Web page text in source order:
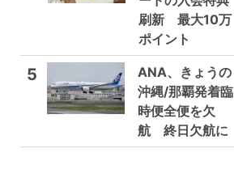
刷新 最大10万
ポイント
5
ANA、きょうの
沖縄/那覇発着臨
時便全便を欠
航 終日欠航に